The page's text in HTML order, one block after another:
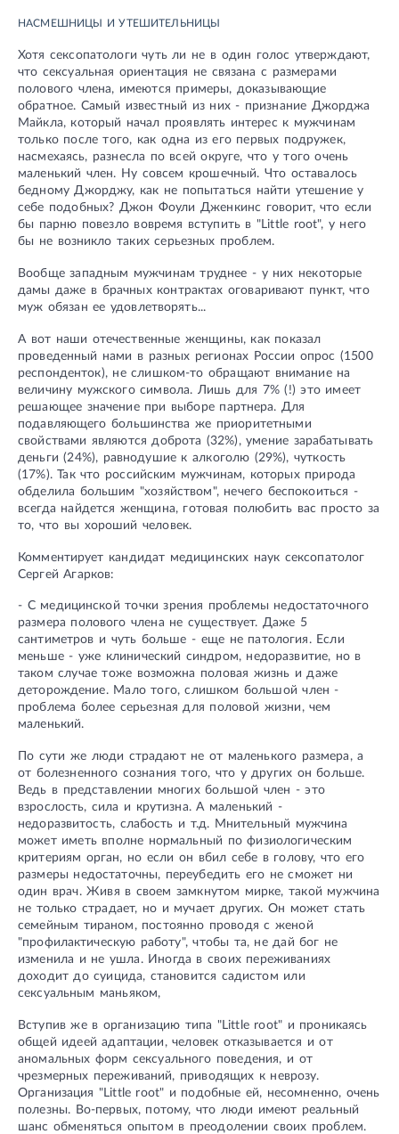
НАСМЕШНИЦЫ И УТЕШИТЕЛЬНИЦЫ
Хотя сексопатологи чуть ли не в один голос утверждают,
что сексуальная ориентация не связана с размерами
полового члена, имеются примеры, доказывающие
обратное. Самый известный из них - признание Джорджа
Майкла, который начал проявлять интерес к мужчинам
только после того, как одна из его первых подружек,
насмехаясь, разнесла по всей округе, что у того очень
маленький член. Ну совсем крошечный. Что оставалось
бедному Джорджу, как не попытаться найти утешение у
себе подобных? Джон Фоули Дженкинс говорит, что если
бы парню повезло вовремя вступить в "Little root", у него
бы не возникло таких серьезных проблем.
Вообще западным мужчинам труднее - у них некоторые
дамы даже в брачных контрактах оговаривают пункт, что
муж обязан ее удовлетворять...
А вот наши отечественные женщины, как показал
проведенный нами в разных регионах России опрос (1500
респонденток), не слишком-то обращают внимание на
величину мужского символа. Лишь для 7% (!) это имеет
решающее значение при выборе партнера. Для
подавляющего большинства же приоритетными
свойствами являются доброта (32%), умение зарабатывать
деньги (24%), равнодушие к алкоголю (29%), чуткость
(17%). Так что российским мужчинам, которых природа
обделила большим "хозяйством", нечего беспокоиться -
всегда найдется женщина, готовая полюбить вас просто за
то, что вы хороший человек.
Комментирует кандидат медицинских наук сексопатолог
Сергей Агарков:
- С медицинской точки зрения проблемы недостаточного
размера полового члена не существует. Даже 5
сантиметров и чуть больше - еще не патология. Если
меньше - уже клинический синдром, недоразвитие, но в
таком случае тоже возможна половая жизнь и даже
деторождение. Мало того, слишком большой член -
проблема более серьезная для половой жизни, чем
маленький.
По сути же люди страдают не от маленького размера, а
от болезненного сознания того, что у других он больше.
Ведь в представлении многих большой член - это
взрослость, сила и крутизна. А маленький -
недоразвитость, слабость и т.д. Мнительный мужчина
может иметь вполне нормальный по физиологическим
критериям орган, но если он вбил себе в голову, что его
размеры недостаточны, переубедить его не сможет ни
один врач. Живя в своем замкнутом мирке, такой мужчина
не только страдает, но и мучает других. Он может стать
семейным тираном, постоянно проводя с женой
"профилактическую работу", чтобы та, не дай бог не
изменила и не ушла. Иногда в своих переживаниях
доходит до суицида, становится садистом или
сексуальным маньяком,
Вступив же в организацию типа "Little root" и проникаясь
общей идеей адаптации, человек отказывается и от
аномальных форм сексуального поведения, и от
чрезмерных переживаний, приводящих к неврозу.
Организация "Little root" и подобные ей, несомненно, очень
полезны. Во-первых, потому, что люди имеют реальный
шанс обменяться опытом в преодолении своих проблем.